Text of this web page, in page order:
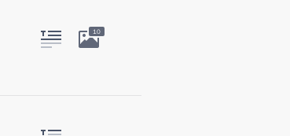
10